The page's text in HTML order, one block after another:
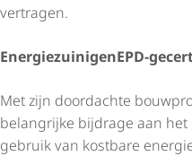
vertragen.
EnergiezuinigenEPD-
Met zijn doordachte
belangrijke bijdrage aan
gebruik van kostbare